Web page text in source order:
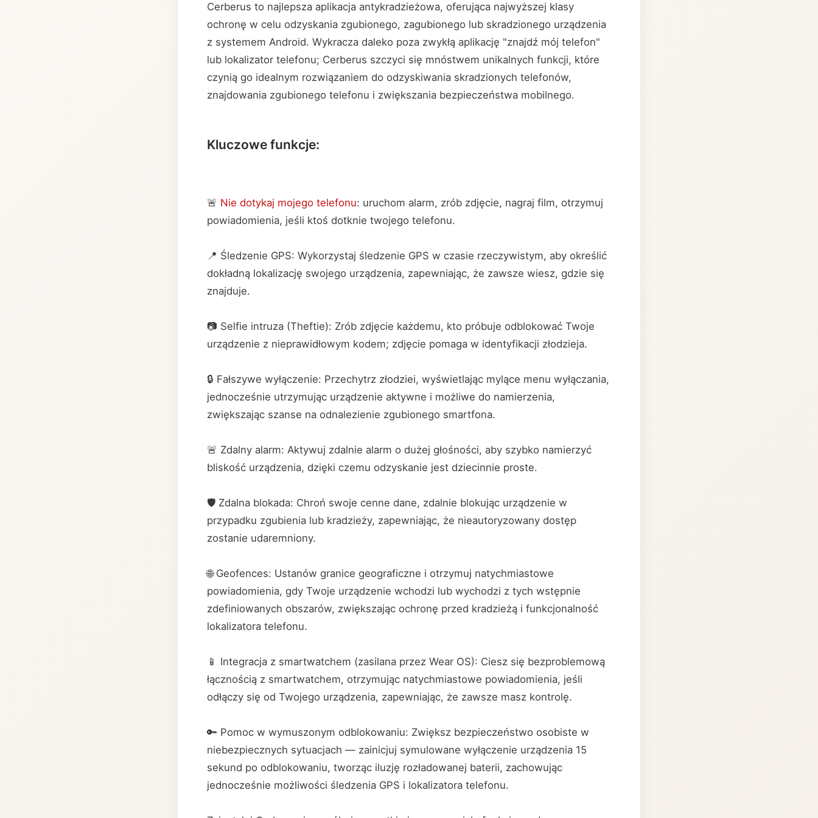
Cerberus to najlepsza aplikacja antykradzieżowa, oferująca najwyższej klasy
ochronę w celu odzyskania zgubionego, zagubionego lub skradzionego urządzenia
z systemem Android. Wykracza daleko poza zwykłą aplikację "znajdź mój telefon"
lub lokalizator telefonu; Cerberus szczyci się mnóstwem unikalnych funkcji, które
czynią go idealnym rozwiązaniem do odzyskiwania skradzionych telefonów,
znajdowania zgubionego telefonu i zwiększania bezpieczeństwa mobilnego.
Kluczowe funkcje:
🚨 Nie dotykaj mojego telefonu: uruchom alarm, zrób zdjęcie, nagraj film, otrzymuj
powiadomienia, jeśli ktoś dotknie twojego telefonu.
📍 Śledzenie GPS: Wykorzystaj śledzenie GPS w czasie rzeczywistym, aby określić
dokładną lokalizację swojego urządzenia, zapewniając, że zawsze wiesz, gdzie się
znajduje.
📷 Selfie intruza (Theftie): Zrób zdjęcie każdemu, kto próbuje odblokować Twoje
urządzenie z nieprawidłowym kodem; zdjęcie pomaga w identyfikacji złodzieja.
🔒 Fałszywe wyłączenie: Przechytrz złodziei, wyświetlając mylące menu wyłączania,
jednocześnie utrzymując urządzenie aktywne i możliwe do namierzenia,
zwiększając szanse na odnalezienie zgubionego smartfona.
🚨 Zdalny alarm: Aktywuj zdalnie alarm o dużej głośności, aby szybko namierzyć
bliskość urządzenia, dzięki czemu odzyskanie jest dziecinnie proste.
🛡️ Zdalna blokada: Chroń swoje cenne dane, zdalnie blokując urządzenie w
przypadku zgubienia lub kradzieży, zapewniając, że nieautoryzowany dostęp
zostanie udaremniony.
🌐 Geofences: Ustanów granice geograficzne i otrzymuj natychmiastowe
powiadomienia, gdy Twoje urządzenie wchodzi lub wychodzi z tych wstępnie
zdefiniowanych obszarów, zwiększając ochronę przed kradzieżą i funkcjonalność
lokalizatora telefonu.
📱 Integracja z smartwatchem (zasilana przez Wear OS): Ciesz się bezproblemową
łącznością z smartwatchem, otrzymując natychmiastowe powiadomienia, jeśli
odłączy się od Twojego urządzenia, zapewniając, że zawsze masz kontrolę.
🔑 Pomoc w wymuszonym odblokowaniu: Zwiększ bezpieczeństwo osobiste w
niebezpiecznych sytuacjach — zainicjuj symulowane wyłączenie urządzenia 15
sekund po odblokowaniu, tworząc iluzję rozładowanej baterii, zachowując
jednocześnie możliwości śledzenia GPS i lokalizatora telefonu.